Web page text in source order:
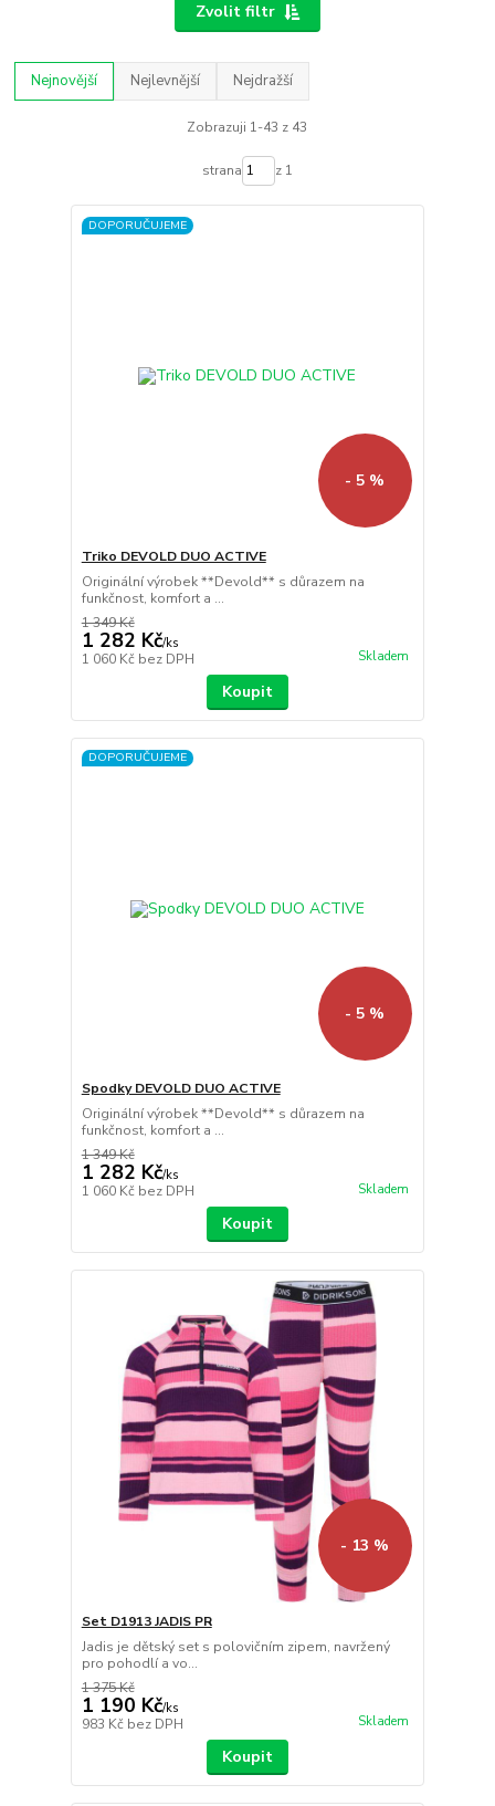
Zvolit filtr
Nejnovější Nejlevnější Nejdražší
Zobrazuji 1-43 z 43
strana z 1
DOPORUČUJEME
- 5 %
Triko DEVOLD DUO ACTIVE
Originální výrobek **Devold** s důrazem na
funkčnost, komfort a ...
1 349 Kč
1 282 Kč/ks
1 060 Kč bez DPH Skladem
Koupit
DOPORUČUJEME
- 5 %
Spodky DEVOLD DUO ACTIVE
Originální výrobek **Devold** s důrazem na
funkčnost, komfort a ...
1 349 Kč
1 282 Kč/ks
1 060 Kč bez DPH Skladem
Koupit
- 13 %
Set D1913 JADIS PR
Jadis je dětský set s polovičním zipem, navržený
pro pohodlí a vo...
1 375 Kč
1 190 Kč/ks
983 Kč bez DPH Skladem
Koupit